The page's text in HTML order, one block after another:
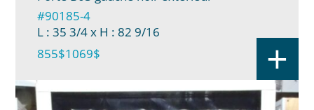
#90185-4
L : 35 3/4x H : 82 9/16
855$1069$ +